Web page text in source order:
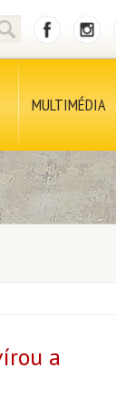
MULTIMÉDIA
a